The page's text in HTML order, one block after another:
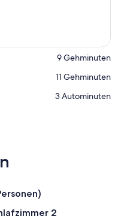
‪9 Gehminuten‬
‪11 Gehminuten‬
‪3 Autominuten‬
2